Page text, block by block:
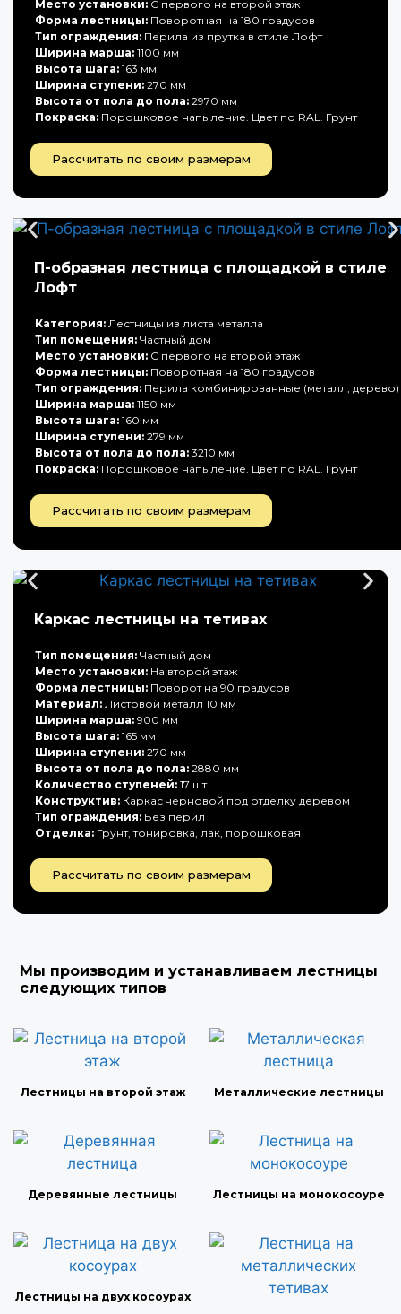
Место установки: С первого на второй этаж
Форма лестницы: Поворотная на 180 градусов
Тип ограждения: Перила из прутка в стиле Лофт
Ширина марша: 1100 мм
Высота шага: 163 мм
Ширина ступени: 270 мм
Высота от пола до пола: 2970 мм
Покраска: Порошковое напыление. Цвет по RAL. Грунт
Рассчитать по своим размерам
П-образная лестница с площадкой в стиле
Лофт
Категория: Лестницы из листа металла
Тип помещения: Частный дом
Место установки: С первого на второй этаж
Форма лестницы: Поворотная на 180 градусов
Тип ограждения: Перила комбинированные (металл, дерево)
Ширина марша: 1150 мм
Высота шага: 160 мм
Ширина ступени: 279 мм
Высота от пола до пола: 3210 мм
Покраска: Порошковое напыление. Цвет по RAL. Грунт
Рассчитать по своим размерам
Каркас лестницы на тетивах
Тип помещения: Частный дом
Место установки: На второй этаж
Форма лестницы: Поворот на 90 градусов
Материал: Листовой металл 10 мм
Ширина марша: 900 мм
Высота шага: 165 мм
Ширина ступени: 270 мм
Высота от пола до пола: 2880 мм
Количество ступеней: 17 шт
Конструктив: Каркас черновой под отделку деревом
Тип ограждения: Без перил
Отделка: Грунт, тонировка, лак, порошковая
Рассчитать по своим размерам
Мы производим и устанавливаем лестницы
следующих типов
Лестницы на второй этаж Металлические лестницы
Деревянные лестницы Лестницы на монокосоуре
Лестницы на двух косоурах